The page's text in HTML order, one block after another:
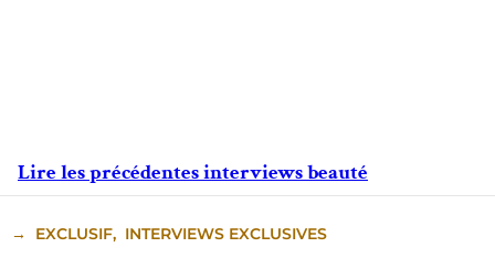
Lire les précédentes interviews beauté
→ EXCLUSIF, INTERVIEWS EXCLUSIVES